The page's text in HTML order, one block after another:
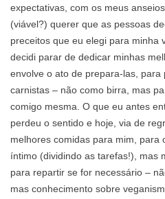
expectativas, com os meus
(viável?) querer que as pessoas
preceitos que eu elegi para minha
decidi parar de dedicar minhas
envolve o ato de prepara-las,
carnistas – não como birra, mas
comigo mesma. O que eu antes
perdeu o sentido e hoje, via de
melhores comidas para mim, para
íntimo (dividindo as tarefas!), mas
para repartir se for necessário –
mas conhecimento sobre